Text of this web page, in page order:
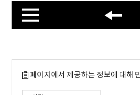
페이지에서 제공하는 정보에 대해